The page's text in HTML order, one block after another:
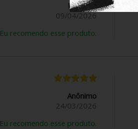
Evelyn K.
09/04/2026
Eu recomendo esse produto.
Anônimo
24/03/2026
Eu recomendo esse produto.